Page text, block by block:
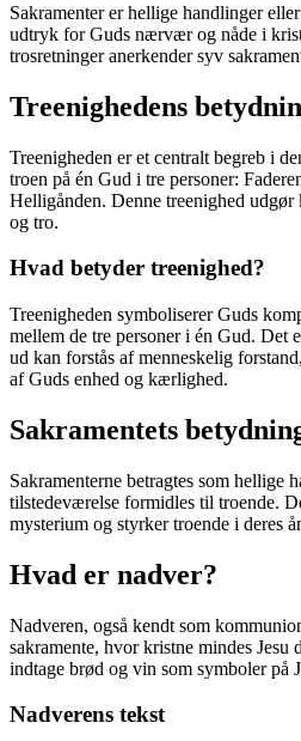
Sakramenter er hellige handlinger
udtryk for Guds nærvær og nåde i
trosretninger anerkender syv
Treenighedens
Treenigheden er et centralt begreb i
troen på én Gud i tre personer:
Helligånden. Denne treenighed
og tro.
Hvad betyder treenighed?
Treenigheden symboliserer Guds
mellem de tre personer i én Gud. Det
ud kan forstås af menneskelig
af Guds enhed og kærlighed.
Sakramentets
Sakramenterne betragtes som hellige
tilstedeværelse formidles til troende.
mysterium og styrker troende i deres
Hvad er nadver?
Nadveren, også kendt som
sakramente, hvor kristne mindes Jesu
indtage brød og vin som symboler på
Nadverens tekst